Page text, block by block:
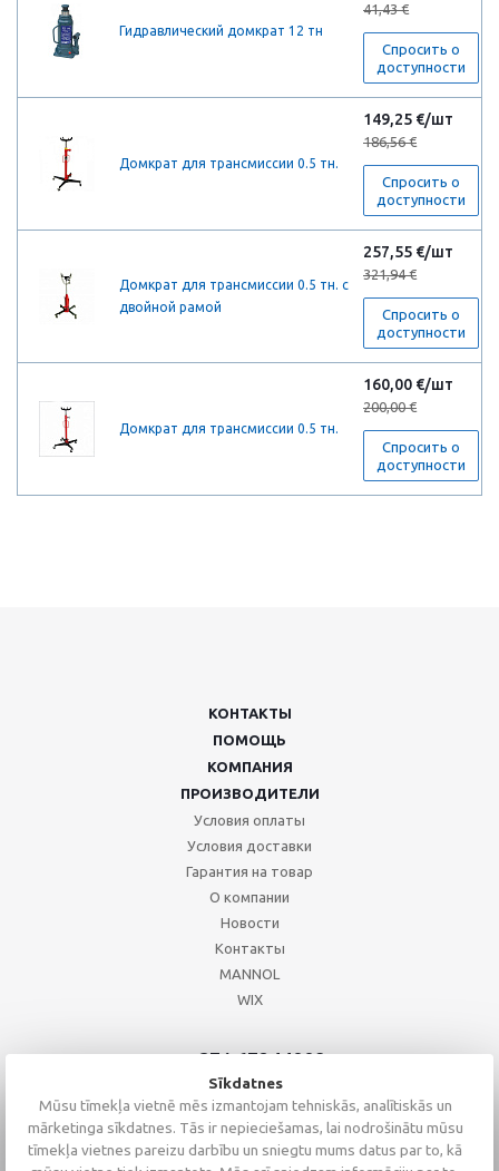
Гидравлический домкрат 12 тн
41,43 €
Спросить о
доступности
Домкрат для трансмиссии 0.5 тн.
149,25 €/шт
186,56 €
Спросить о
доступности
Домкрат для трансмиссии 0.5 тн. с
двойной рамой
257,55 €/шт
321,94 €
Спросить о
доступности
Домкрат для трансмиссии 0.5 тн.
160,00 €/шт
200,00 €
Спросить о
доступности
КОНТАКТЫ
ПОМОЩЬ
КОМПАНИЯ
ПРОИЗВОДИТЕЛИ
Условия оплаты
Условия доставки
Гарантия на товар
О компании
Новости
Контакты
MANNOL
WIX
+371 67244008
+371 67271055
+371 26002793
Sīkdatnes
Mūsu tīmekļa vietnē mēs izmantojam tehniskās, analītiskās un
mārketinga sīkdatnes. Tās ir nepieciešamas, lai nodrošinātu mūsu
tīmekļa vietnes pareizu darbību un sniegtu mums datus par to, kā